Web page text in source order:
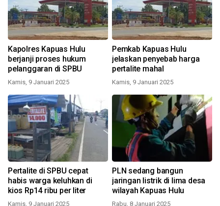
Kapolres Kapuas Hulu
berjanji proses hukum
pelanggaran di SPBU
Kamis, 9 Januari 2025
Pemkab Kapuas Hulu
jelaskan penyebab harga
pertalite mahal
Kamis, 9 Januari 2025
Pertalite di SPBU cepat
habis warga keluhkan di
kios Rp14 ribu per liter
Kamis, 9 Januari 2025
PLN sedang bangun
jaringan listrik di lima desa
wilayah Kapuas Hulu
Rabu, 8 Januari 2025